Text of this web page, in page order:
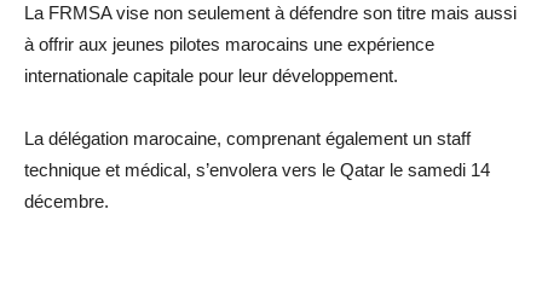
La FRMSA vise non seulement à défendre son titre mais aussi
à offrir aux jeunes pilotes marocains une expérience
internationale capitale pour leur développement.
La délégation marocaine, comprenant également un staff
technique et médical, s’envolera vers le Qatar le samedi 14
décembre.